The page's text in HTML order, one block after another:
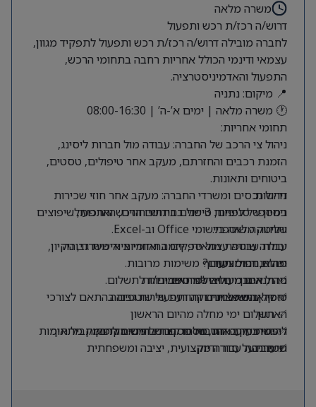
משרה מלאה
דרוש/ה רכז/ת רכש ותפעול
לחברה מובילה דרוש/ה רכז/ת רכש ותפעול לתפקיד מגוון,
עצמאי ודינמי הכולל אחריות רחבה בתחומי הרכש,
התפעול והאדמיניסטרציה.
📍 מיקום: נתניה
🕐 משרה מלאה | ימים א’-ה’ | 08:00-16:30
תחומי אחריות:
ניהול צי הרכב של החברה: עבודה מול חברות ליסינג,
הזמנת רכבים והחזרתם, מעקב אחר טיפולים, טסטים,
ביטוחים ותאונות.
ניהול נכסים ומשרדי החברה: מעקב אחר חוזי שכירות
במספר סניפים, טיפול בחידושי חוזים, הארכות, שיפוצים
ותחזוקה שוטפת.
עבודה שוטפת מול ספקים בתחומי ציוד משרדי, ניקיון,
ריהוט, דפוס ועוד.
ניהול הסכמים ואישור חשבוניות לתשלום.
טיפול בנושאי תחזוקה ותפעול שוטפים בהתאם לצורכי
הארגון.
ריכוז ומעקב אחר מספר רב של משימות במקביל תוך
שמירה על סדר ודיוק.
דרישות:
ניסיון של לפחות 3 שנים בתחום הרכש והתפעול.
שליטה מלאה ביישומי Office וב-Excel.
יכולת עבודה עצמאית, יוזמה ואחריות אישית גבוהה.
יכולת ניהול ותעדוף משימות מרובות.
סדר, ארגון וירידה לפרטים.
יחסי אנוש מצוינים ותודעת שירות גבוהה.
מה אנחנו מציעים?
✅ תנאים מעולים למתאימים/ות
✅ קרן השתלמות
✅ תשלום ימי מחלה מהיום הראשון
✅ ימי בחירה והטבות נוספות בהתאם לחוק
✅ סביבת עבודה מקצועית, יציבה ומשפחתית
להגשת מועמדות, שלחו קורות חיים. רק פניות מתאימות
תיענינה.